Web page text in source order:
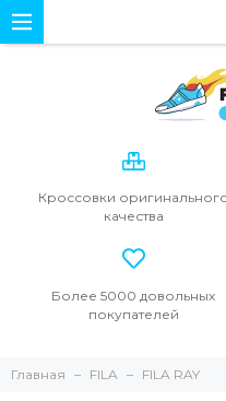
Кроссовки
качества
Более 5000 довольных
покупателей
Главная FILA FILA RAY